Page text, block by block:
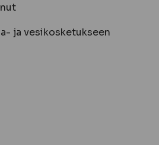
ja vesikosketukseen